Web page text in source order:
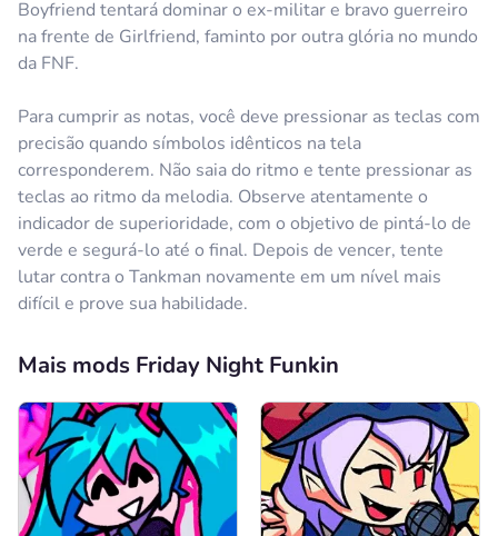
Boyfriend tentará dominar o ex-militar e bravo guerreiro
na frente de Girlfriend, faminto por outra glória no mundo
da FNF.
Para cumprir as notas, você deve pressionar as teclas com
precisão quando símbolos idênticos na tela
corresponderem. Não saia do ritmo e tente pressionar as
teclas ao ritmo da melodia. Observe atentamente o
indicador de superioridade, com o objetivo de pintá-lo de
verde e segurá-lo até o final. Depois de vencer, tente
lutar contra o Tankman novamente em um nível mais
difícil e prove sua habilidade.
Cancelar Comentário
Anônimo
Resposta
Anônimo
01.08.2024
Yesterday
Resposta
Cancelar Comentário
Anônimo
15.09.2024
Its actaully fun!
Resposta
-2
Mais mods Friday Night Funkin